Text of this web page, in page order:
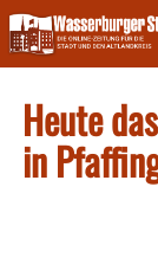
Skip
to
content
Heute
in